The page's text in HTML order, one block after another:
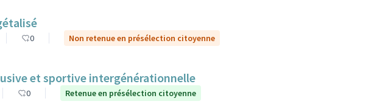
0 Non retenue en présélection citoyenne
et sportive intergénérationnelle
0 Retenue en présélection citoyenne